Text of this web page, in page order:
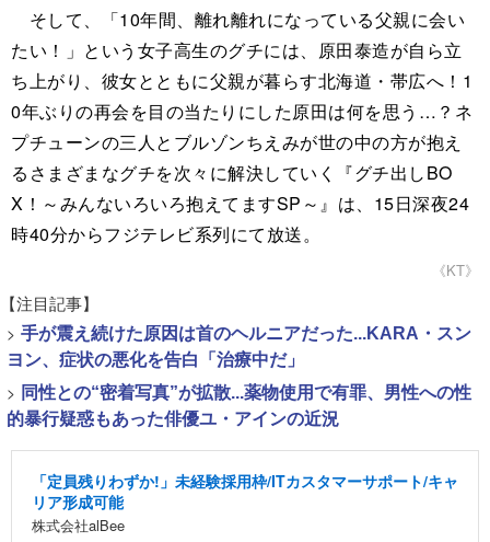
そして、「10年間、離れ離れになっている父親に会い
たい！」という女子高生のグチには、原田泰造が自ら立
ち上がり、彼女とともに父親が暮らす北海道・帯広へ！1
0年ぶりの再会を目の当たりにした原田は何を思う…？ネ
プチューンの三人とブルゾンちえみが世の中の方が抱え
るさまざまなグチを次々に解決していく『グチ出しBO
X！～みんないろいろ抱えてますSP～』は、15日深夜24
時40分からフジテレビ系列にて放送。
《KT》
【注目記事】
> 手が震え続けた原因は首のヘルニアだった...KARA・スン
ヨン、症状の悪化を告白「治療中だ」
> 同性との“密着写真”が拡散...薬物使用で有罪、男性への性
的暴行疑惑もあった俳優ユ・アインの近況
「定員残りわずか!」未経験採用枠/ITカスタマーサポート/キャ
リア形成可能
株式会社alBee